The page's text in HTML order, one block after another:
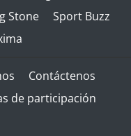
Stone
Sport Buzz
Contáctenos
de participación